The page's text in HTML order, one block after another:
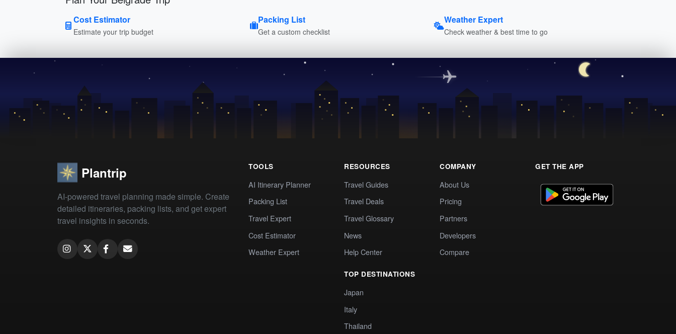
Cost Estimator
Estimate your trip budget
Packing List
Get a custom checklist
Weather Expert
Check weather & best time to go
Plantrip
AI-powered travel planning made simple. Create
detailed itineraries, packing lists, and get expert
travel insights in seconds.
TOOLS
AI Itinerary Planner
Packing List
Travel Expert
Cost Estimator
Weather Expert
RESOURCES
Travel Guides
Travel Deals
Travel Glossary
News
Help Center
TOP DESTINATIONS
Japan
Italy
Thailand
COMPANY
About Us
Pricing
Partners
Developers
Compare
GET THE APP